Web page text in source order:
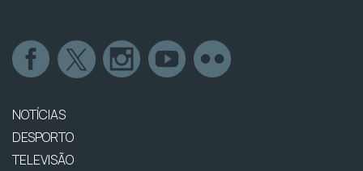
NOTÍCIAS
DESPORTO
TELEVISÃO